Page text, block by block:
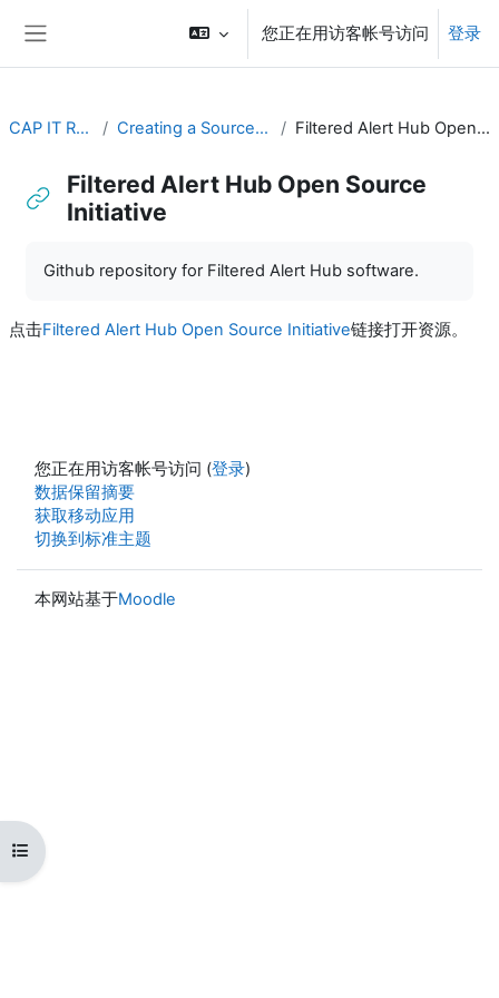
您正在用访客帐号访问 登录
打开课程索引
CAP IT Resource Creating a Source of CAP Alerts Filtered Alert Hub Open Source Initiative
Filtered Alert Hub Open Source
Initiative
Github repository for Filtered Alert Hub software.
点击Filtered Alert Hub Open Source Initiative链接打开资源。
您正在用访客帐号访问 (登录)
‎数据保留摘要‎
获取移动应用
切换到标准主题
本网站基于Moodle